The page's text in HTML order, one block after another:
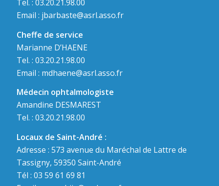
Tel. : 03.20.21.98.00
Email : jbarbaste@asrl.asso.fr
Cheffe de service
Marianne D’HAENE
Tel. : 03.20.21.98.00
Email : mdhaene@asrl.asso.fr
Médecin ophtalmologiste
Amandine DESMAREST
Tel. : 03.20.21.98.00
Locaux de Saint-André :
Adresse : 573 avenue du Maréchal de Lattre de
Tassigny, 59350 Saint-André
Tél : 03 59 61 69 81